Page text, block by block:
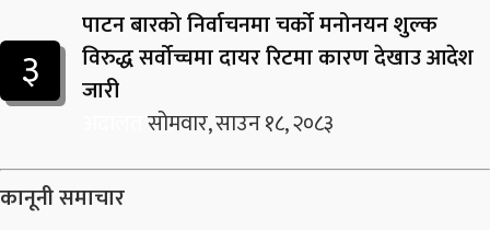
३
पाटन बारको निर्वाचनमा चर्को मनोनयन शुल्क
विरुद्ध सर्वोच्चमा दायर रिटमा कारण देखाउ आदेश
जारी
सोमवार, साउन १८, २०८३
कानूनी समाचार